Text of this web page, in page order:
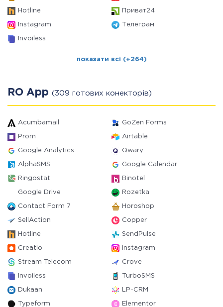
Hotline Приват24
Instagram Телеграм
Invoiless
показати всі (+264)
RO App (309 готових конекторів)
Acumbamail GoZen Forms
Prom Airtable
Google Analytics Qwary
AlphaSMS Google Calendar
Ringostat Binotel
Google Drive Rozetka
Contact Form 7 Horoshop
SellAction Copper
Hotline SendPulse
Creatio Instagram
Stream Telecom Crove
Invoiless TurboSMS
Dukaan LP-CRM
Typeform Elementor